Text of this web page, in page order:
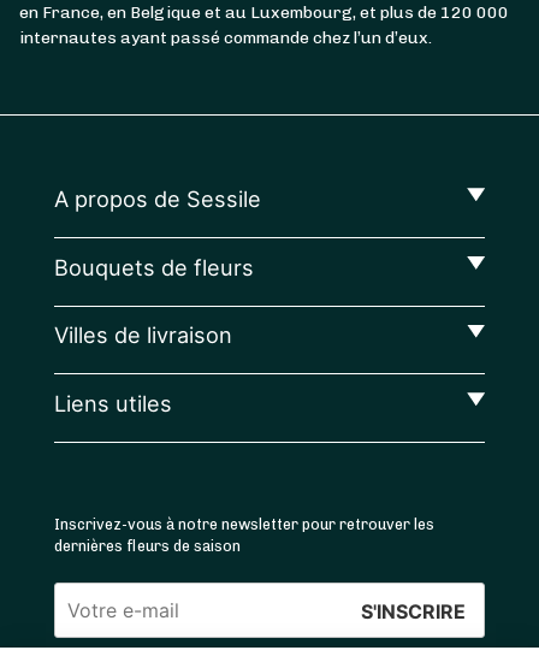
en France, en Belgique et au Luxembourg, et plus de 120 000
internautes ayant passé commande chez l’un d’eux.
A propos de Sessile
Bouquets de fleurs
Villes de livraison
Liens utiles
Inscrivez-vous à notre newsletter pour retrouver les
dernières fleurs de saison
Veuillez